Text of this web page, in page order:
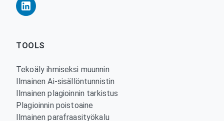
TOOLS
Tekoäly ihmiseksi muunnin
Ilmainen Ai-sisällöntunnistin
Ilmainen plagioinnin tarkistus
Plagioinnin poistoaine
Ilmainen parafraasityökalu